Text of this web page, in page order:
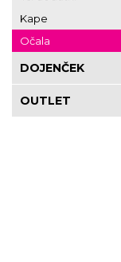
Kape
Očala
DOJENČEK
OUTLET